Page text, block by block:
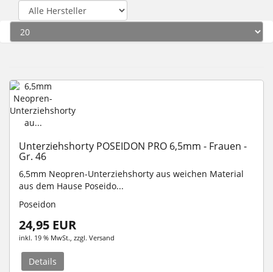
Unterziehshorty POSEIDON PRO 6,5mm - Frauen -
Gr. 46
6,5mm Neopren-Unterziehshorty aus weichen Material
aus dem Hause Poseido...
Poseidon
24,95 EUR
inkl. 19 % MwSt. , zzgl. Versand
Details